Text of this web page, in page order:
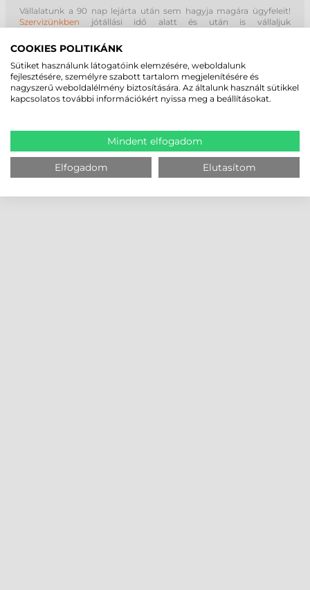
Vállalatunk a 90 nap lejárta után sem hagyja magára ügyfeleit!
Szervizünkben jótállási idő alatt és után is vállaljuk
adatgyűjtő, stb.) szervizelését és karbantartását!
COOKIES POLITIKÁNK
Sütiket használunk látogatóink elemzésére, weboldalunk
fejlesztésére, személyre szabott tartalom megjelenítésére és
nagyszerű weboldalélmény biztosítására. Az általunk használt sütikkel
kapcsolatos további információkért nyissa meg a beállításokat.
Mindent elfogadom
Elfogadom Elutasítom